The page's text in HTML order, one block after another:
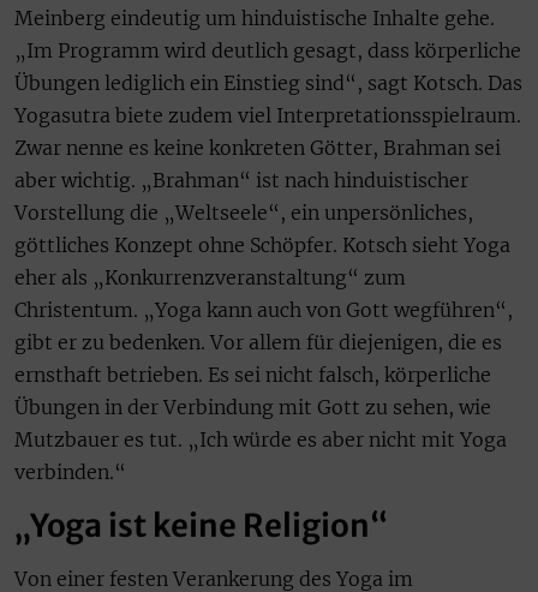
Meinberg eindeutig um hinduistische Inhalte gehe.
„Im Programm wird deutlich gesagt, dass körperliche
Übungen lediglich ein Einstieg sind“, sagt Kotsch. Das
Yogasutra biete zudem viel Interpretationsspielraum.
Zwar nenne es keine konkreten Götter, Brahman sei
aber wichtig. „Brahman“ ist nach hinduistischer
Vorstellung die „Weltseele“, ein unpersönliches,
göttliches Konzept ohne Schöpfer. Kotsch sieht Yoga
eher als „Konkurrenzveranstaltung“ zum
Christentum. „Yoga kann auch von Gott wegführen“,
gibt er zu bedenken. Vor allem für diejenigen, die es
ernsthaft betrieben. Es sei nicht falsch, körperliche
Übungen in der Verbindung mit Gott zu sehen, wie
Mutzbauer es tut. „Ich würde es aber nicht mit Yoga
verbinden.“
„Yoga ist keine Religion“
Von einer festen Verankerung des Yoga im